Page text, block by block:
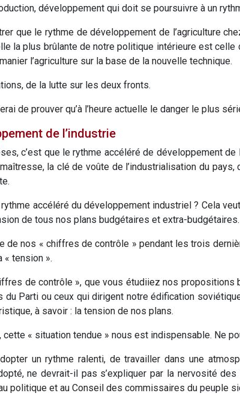
développement qui doit se poursuivre à un
que le rythme de développement de l’agriculture
la plus brûlante de notre politique intérieure est
l’agriculture sur la base de la nouvelle technique.
de la lutte sur les deux fronts.
de prouver qu’à l’heure actuelle le danger le plus
de l’industrie
c’est que le rythme accéléré de développement
la clé de voûte de l’industrialisation du
accéléré du développement industriel ? Cela
de tous nos plans budgétaires et extra-budgétaires.
de nos « chiffres de contrôle » pendant les trois
tension ».
de contrôle », que vous étudiiez nos
du Parti ou ceux qui dirigent notre édification
à savoir : la tension de nos plans.
cette « situation tendue » nous est indispensable. Ne
un rythme ralenti, de travailler dans une
ne devrait-il pas s’expliquer par la nervosité
politique et au Conseil des commissaires du peuple